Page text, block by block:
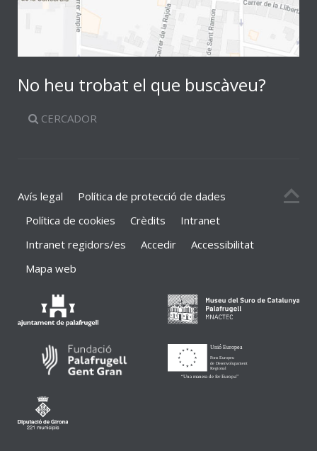
No heu trobat el que buscàveu?
CERCADOR
Avís legal
Política de protecció de dades
Política de cookies
Crèdits
Intranet
Intranet regidors/es
Accedir
Accessibilitat
Mapa web